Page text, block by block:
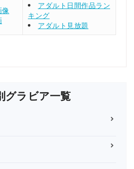
像
アダルト日間作品ラン
キング
アダルト見放題
グラビア一覧